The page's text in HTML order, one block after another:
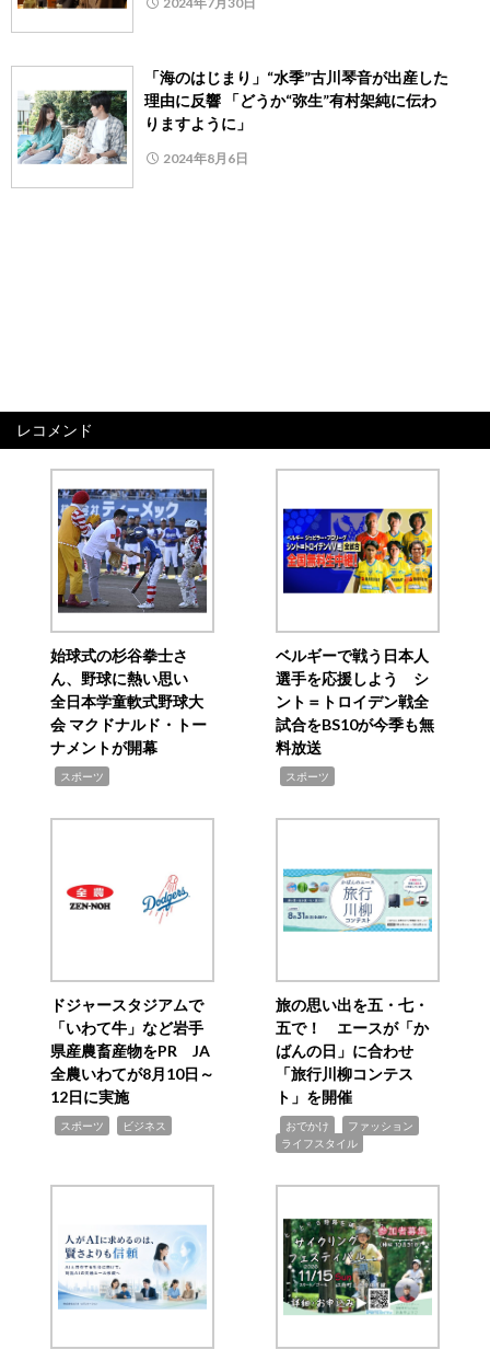
「海のはじまり」“水季”古川琴音が出産した
理由に反響 「どうか“弥生”有村架純に伝わ
りますように」
2024年8月6日
レコメンド
始球式の杉谷拳士さ
ん、野球に熱い思い
全日本学童軟式野球大
会 マクドナルド・トー
ナメントが開幕
スポーツ
ベルギーで戦う日本人
選手を応援しよう シ
ント＝トロイデン戦全
試合をBS10が今季も無
料放送
スポーツ
ドジャースタジアムで
「いわて牛」など岩手
県産農畜産物をPR JA
全農いわてが8月10日～
12日に実施
スポーツ ビジネス
旅の思い出を五・七・
五で！ エースが「か
ばんの日」に合わせ
「旅行川柳コンテス
ト」を開催
おでかけ ファッション
ライフスタイル